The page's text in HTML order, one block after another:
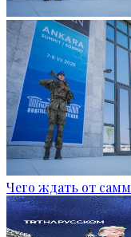
Чего ждать от